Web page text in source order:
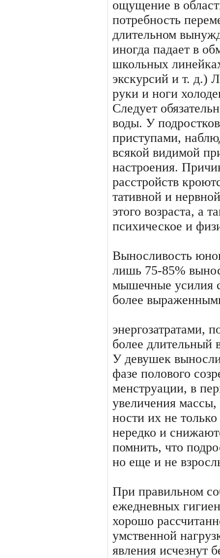
ощущение в
потребность
длительном
иногда падает в
школьных
экскурсий и т. д.)
руки и ноги
Следует
воды. У
приступами,
всякой видимой
настроения.
расстройств
тативной и
этого воз­раста, а
психическое и
Выносливость
лишь 75-85%
мышечные усилия
более
энергозатратами,
более дли­тельный
У девушек
фазе полового
менструации, в
увеличения
ности их не
нередко и
помнить, что
но еще и не
При правильном
ежед­невных
хорошо
умственной
явления исчезнут